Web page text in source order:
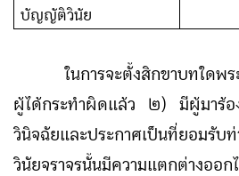
บัญญัติวินัย
ในการจะตั้งสิกขาบทใดพ
ผู้ได้กระทำผิดแล้ว ๒) มีผู้มาร้
วินิจฉัยและประกาศเป็นที่ยอมรั
วินัยจราจรนั้นมีความแตกต่างออก